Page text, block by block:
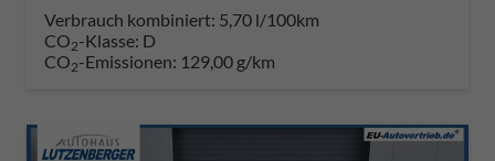
Verbrauch kombiniert: 5,70 l/100km
CO2-Klasse: D
CO2-Emissionen: 129,00 g/km